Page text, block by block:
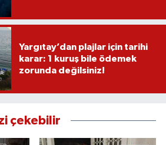
Yargıtay’dan plajlar için tarihi
karar: 1 kuruş bile ödemek
zorunda değilsiniz!
çekebilir